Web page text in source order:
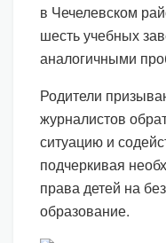
в Чечелевском
шесть учебных
аналогичными
Родители
журналистов
ситуацию и
подчеркивая
права детей на
образование.